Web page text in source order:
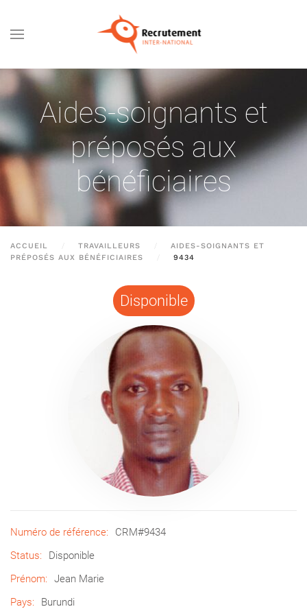
Passer au contenu principal
Aides-soignants et
préposés aux
bénéficiaires
ACCUEIL TRAVAILLEURS
AIDES-SOIGNANTS ET
PRÉPOSÉS AUX BÉNÉFICIAIRES
9434
Disponible
Numéro de référence:
CRM#9434
Status:
Disponible
Prénom:
Jean Marie
Pays:
Burundi